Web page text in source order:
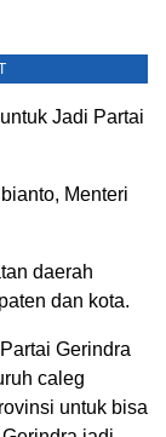
Jadi Partai
Menteri
daerah
dan kota.
Gerindra
caleg
untuk bisa